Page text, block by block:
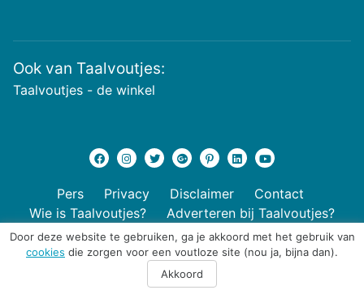
Ook van Taalvoutjes:
Taalvoutjes - de winkel
Pers Privacy Disclaimer
Contact
Wie is Taalvoutjes?
Adverteren bij Taalvoutjes?
Door deze website te gebruiken, ga je akkoord met het gebruik van
cookies die zorgen voor een voutloze site (nou ja, bijna dan).
Akkoord